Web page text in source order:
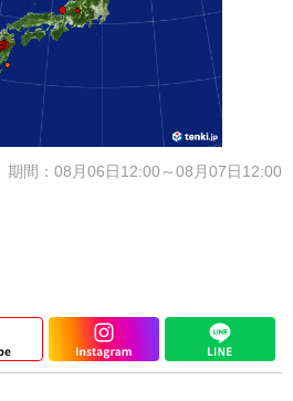
期間：08月06日12:00～08月07日12:00